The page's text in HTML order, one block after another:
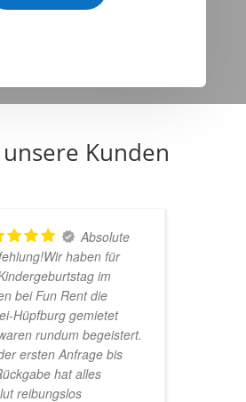
unsere Kunden
Absolute
haben für
im
bei Fun Rent die
Hüpfburg gemietet
rundum begeistert.
ersten Anfrage bis
hat alles
reibungslos